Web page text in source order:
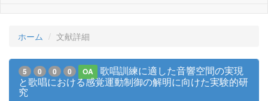
ホーム 文献詳細
5 0 0 0 OA
歌唱訓練に適した音響空間の実現
と歌唱における感覚運動制御の解明に向けた実験的研
究